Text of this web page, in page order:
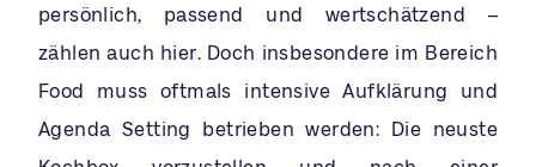
persönlich, passend und wertschätzend –
zählen auch hier. Doch insbesondere im Bereich
Food muss oftmals intensive Aufklärung und
Agenda Setting betrieben werden: Die neuste